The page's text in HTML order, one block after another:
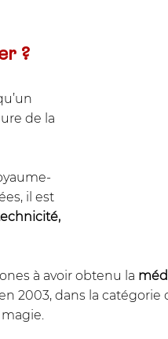
?
de la
il est
à avoir obtenu la
2003, dans la catégorie
magie.